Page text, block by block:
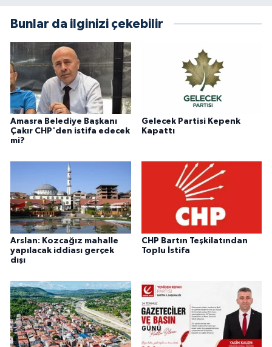
Bunlar da ilginizi çekebilir
Amasra Belediye Başkanı
Çakır CHP'den istifa edecek
mi?
Gelecek Partisi Kepenk
Kapattı
Arslan: Kozcağız mahalle
yapılacak iddiası gerçek
dışı
CHP Bartın Teşkilatından
Toplu İstifa